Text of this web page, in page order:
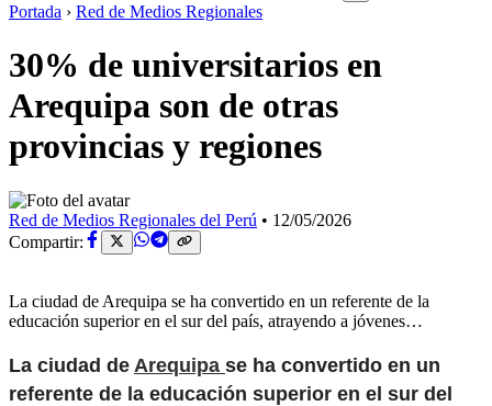
Portada › Red de Medios Regionales
30% de universitarios en
Arequipa son de otras
provincias y regiones
Red de Medios Regionales del Perú • 12/05/2026
Compartir:
La ciudad de Arequipa se ha convertido en un referente de la
educación superior en el sur del país, atrayendo a jóvenes…
La ciudad de Arequipa se ha convertido en un
referente de la educación superior en el sur del